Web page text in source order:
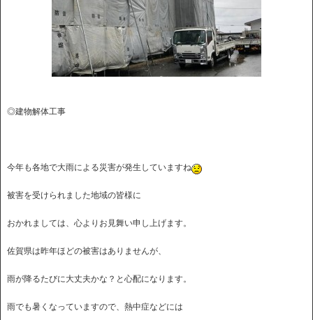
◎建物解体工事
今年も各地で大雨による災害が発生していますね
被害を受けられました地域の皆様に
おかれましては、心よりお見舞い申し上げます。
佐賀県は昨年ほどの被害はありませんが、
雨が降るたびに大丈夫かな？と心配になります。
雨でも暑くなっていますので、熱中症などには